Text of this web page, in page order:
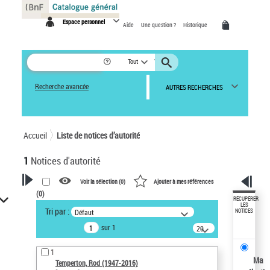
Espace personnel Aide Une question ? Historique
Tout
Recherche avancée AUTRES RECHERCHES
Accueil Liste de notices d’autorité
1 Notices d'autorité
VOTRE RECHERCHE
Recherche avancée dans les
notices d’autorité
Œuvres liées à l'auteur :
Temperton, Rod (1947-2016)
Voir la sélection (0) Ajouter à mes références
(0)
Tri par : Défaut
sur 1
20
résultats/page
1
Temperton, Rod (1947-2016)
RÉCUPÉRER
LES
NOTICES
Ma
Panneau de gestion des cookies